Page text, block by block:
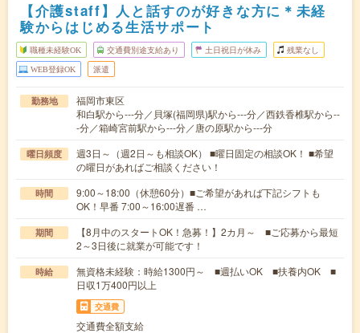
【介護staff】人と話すのが好きな方に＊未経
験からはじめる生活サポート
職種未経験OK 交通費別途支給あり 土日祝日が休み 残業なし
WEB登録OK 派遣
勤務地
福岡市東区
和白駅から---分／貝塚(福岡県)駅から---分／西鉄香椎駅から--
-分／箱崎宮前駅から---分／唐の原駅から---分
曜日頻度
週3日～（週2日～も相談OK） ■曜日固定の相談OK！ ■希望
の曜日があればご相談ください！
時間
9:00～18:00（休憩60分）■ご希望があれば下記シフトも
OK！早番 7:00～16:00遅番 …
期間
【8月中のスタートOK！急募！】2カ月～ ■ご応募から最短
2～3日後に就業が可能です！
時給
無資格未経験：時給1300円～ ■週払いOK ■扶養内OK ■
日収1万400円以上
交通費
交通費全額支給